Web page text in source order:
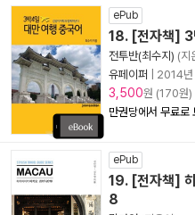
ePub
18. [전자책] 3
전투반(최수지) (지
유페이퍼
2014
3,500원 (170원)
만권당에서 무료로
ePub
19. [전자책]
8